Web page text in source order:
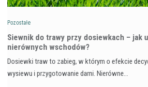
Pozostałe
Siewnik do trawy przy dosiewkach – jak
nierównych wschodów?
Dosiewki traw to zabieg, w którym o efekcie
wysiewu i przygotowanie darni. Nierówne…